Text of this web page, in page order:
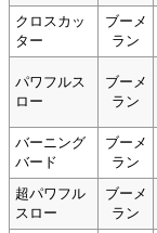
クロスカッ
ター
ブーメ
ラン
パワフルス
ロー
ブーメ
ラン
バーニング
バード
ブーメ
ラン
超パワフル
スロー
ブーメ
ラン